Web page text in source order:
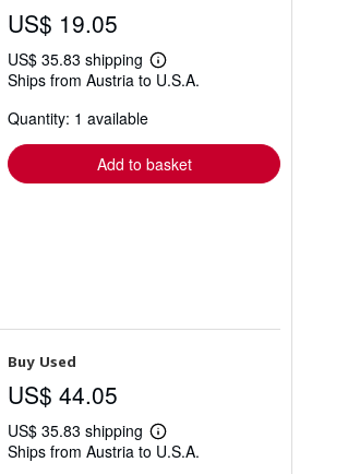
US$ 19.05
US$ 35.83 shipping
Learn
more
Ships from Austria to U.S.A.
Quantity: 1 available
Add to basket
Buy Used
US$ 44.05
US$ 35.83 shipping
Learn
more
Ships from Austria to U.S.A.